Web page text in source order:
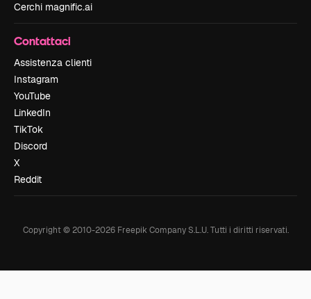
Cerchi magnific.ai
Contattaci
Assistenza clienti
Instagram
YouTube
LinkedIn
TikTok
Discord
X
Reddit
Copyright © 2010-2026Freepik Company S.L.U. Tutti i diritti riservati.